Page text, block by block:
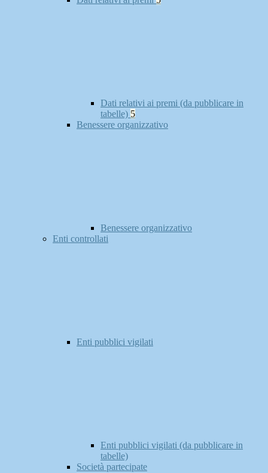
Dati relativi ai premi (da pubblicare in
tabelle) 5
Benessere organizzativo
Benessere organizzativo
Enti controllati
Enti pubblici vigilati
Enti pubblici vigilati (da pubblicare in
tabelle)
Società partecipate